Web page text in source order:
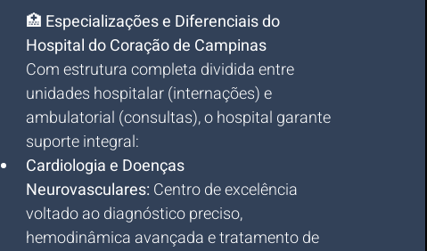
🏥 Especializações e Diferenciais do
Hospital do Coração de Campinas
Com estrutura completa dividida entre
unidades hospitalar (internações) e
ambulatorial (consultas), o hospital garante
suporte integral:
Cardiologia e Doenças
Neurovasculares: Centro de excelência
voltado ao diagnóstico preciso,
hemodinâmica avançada e tratamento de